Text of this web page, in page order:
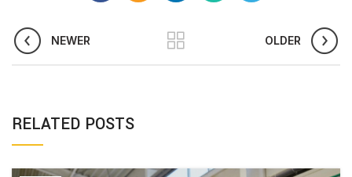
NEWER OLDER
RELATED POSTS